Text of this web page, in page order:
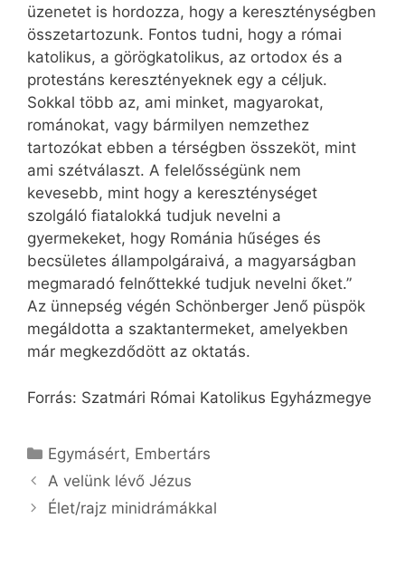
üzenetet is hordozza, hogy a kereszténységben
összetartozunk. Fontos tudni, hogy a római
katolikus, a görög­ka­tolikus, az ortodox és a
protestáns keresztényeknek egy a céljuk.
Sokkal több az, ami minket, magyarokat,
románokat, vagy bármilyen nemzethez
tartozókat ebben a térségben összeköt, mint
ami szétválaszt. A felelősségünk nem
kevesebb, mint hogy a kereszténységet
szolgáló fiatalokká tudjuk nevelni a
gyermekeket, hogy Románia hűséges és
becsületes állampolgáraivá, a magyarságban
megmaradó felnőttekké tudjuk nevelni őket.”
Az ünnepség végén Schönberger Jenő püspök
megáldotta a szaktantermeket, amelyekben
már megkezdődött az oktatás.
Forrás: Szatmári Római Katolikus Egyházmegye
Kategória
Egymásért, Embertárs
A velünk lévő Jézus
Élet/rajz minidrámákkal